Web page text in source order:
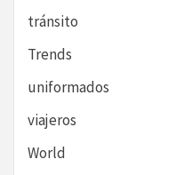
tránsito
Trends
uniformados
viajeros
World